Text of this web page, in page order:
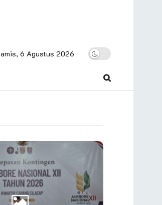
6 Agustus 2026